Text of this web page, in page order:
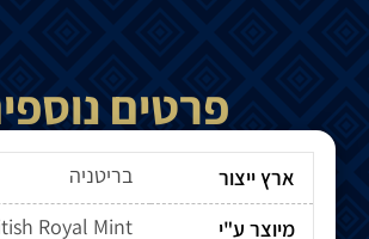
פרטים
ארץ ייצור
בריטניה
מיוצר ע"י
Royal Mint